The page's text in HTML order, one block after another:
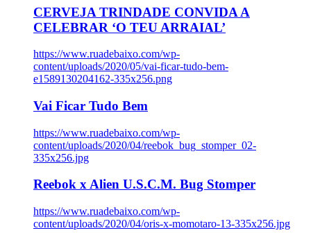
CERVEJA TRINDADE CONVIDA A
CELEBRAR ‘O TEU ARRAIAL’
https://www.ruadebaixo.com/wp-
content/uploads/2020/05/vai-ficar-tudo-bem-
e1589130204162-335x256.png
Vai Ficar Tudo Bem
https://www.ruadebaixo.com/wp-
content/uploads/2020/04/reebok_bug_stomper_02-
335x256.jpg
Reebok x Alien U.S.C.M. Bug Stomper
https://www.ruadebaixo.com/wp-
content/uploads/2020/04/oris-x-momotaro-13-335x256.jpg